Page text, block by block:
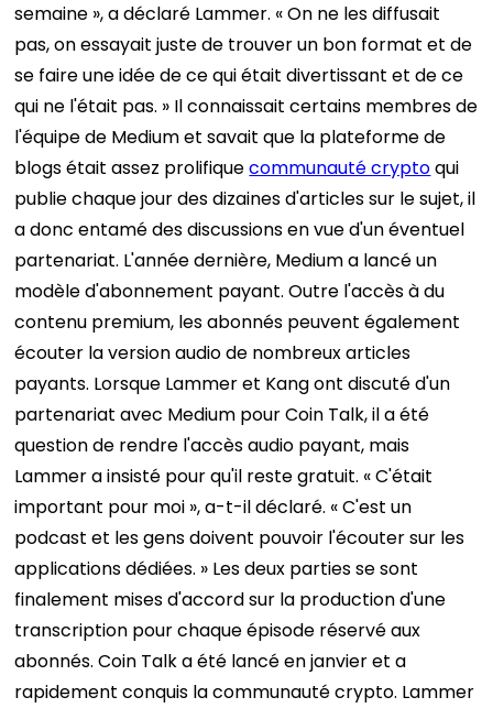
semaine », a déclaré Lammer. « On ne les diffusait
pas, on essayait juste de trouver un bon format et de
se faire une idée de ce qui était divertissant et de ce
qui ne l'était pas. » Il connaissait certains membres de
l'équipe de Medium et savait que la plateforme de
blogs était assez prolifiquecommunauté cryptoqui
publie chaque jour des dizaines d'articles sur le sujet, il
a donc entamé des discussions en vue d'un éventuel
partenariat. L'année dernière, Medium a lancé un
modèle d'abonnement payant. Outre l'accès à du
contenu premium, les abonnés peuvent également
écouter la version audio de nombreux articles
payants. Lorsque Lammer et Kang ont discuté d'un
partenariat avec Medium pour Coin Talk, il a été
question de rendre l'accès audio payant, mais
Lammer a insisté pour qu'il reste gratuit. « C'était
important pour moi », a-t-il déclaré. « C'est un
podcast et les gens doivent pouvoir l'écouter sur les
applications dédiées. » Les deux parties se sont
finalement mises d'accord sur la production d'une
transcription pour chaque épisode réservé aux
abonnés. Coin Talk a été lancé en janvier et a
rapidement conquis la communauté crypto. Lammer